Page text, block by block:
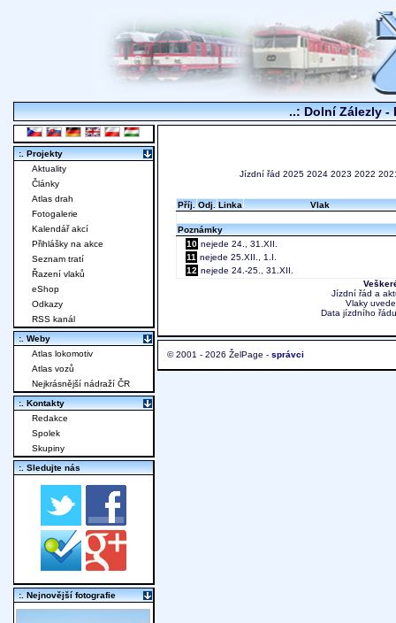
..: Dolní Zálezly -
Jízdní řád 2025 2024 2023 2022
Příj. Odj. Linka Vlak
Poznámky
10 nejede 24., 31.XII.
11 nejede 25.XII., 1.I.
12 nejede 24.-25., 31.XII.
Jízdní řád a
Vlaky
Data jízdního
© 2001 - 2026 ŽelPage - správci
:. Projekty
Aktuality
Články
Atlas drah
Fotogalerie
Kalendář akcí
Přihlášky na akce
Seznam tratí
Řazení vlaků
eShop
Odkazy
RSS kanál
:. Weby
Atlas lokomotiv
Atlas vozů
Nejkrásnější nádraží ČR
:. Kontakty
Redakce
Spolek
Skupiny
:. Sledujte nás
:. Nejnovější fotografie